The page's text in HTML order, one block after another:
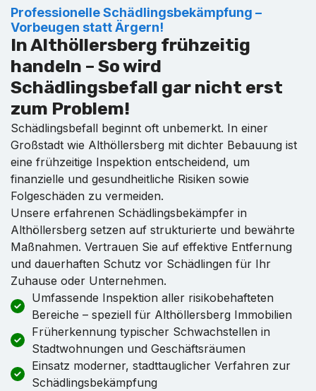
Professionelle Schädlingsbekämpfung –
Vorbeugen statt Ärgern!
In Althöllersberg frühzeitig
handeln – So wird
Schädlingsbefall gar nicht erst
zum Problem!
Schädlingsbefall beginnt oft unbemerkt. In einer
Großstadt wie Althöllersberg mit dichter Bebauung ist
eine frühzeitige Inspektion entscheidend, um
finanzielle und gesundheitliche Risiken sowie
Folgeschäden zu vermeiden.
Unsere erfahrenen Schädlingsbekämpfer in
Althöllersberg setzen auf strukturierte und bewährte
Maßnahmen. Vertrauen Sie auf effektive Entfernung
und dauerhaften Schutz vor Schädlingen für Ihr
Zuhause oder Unternehmen.
Umfassende Inspektion aller risikobehafteten
Bereiche – speziell für Althöllersberg Immobilien
Früherkennung typischer Schwachstellen in
Stadtwohnungen und Geschäftsräumen
Einsatz moderner, stadttauglicher Verfahren zur
Schädlingsbekämpfung